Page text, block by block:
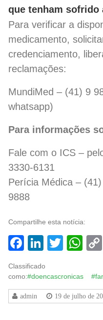
que tenham sofrido
Para verificar a
medicamento,
credenciamento,
reclamações:
MundiMed – (41) 9
whatsapp)
Para informações
Fale com o ICS –
3330-6131
Perícia Médica –
9888
Compartilhe esta notícia:
Facebook
LinkedIn
Twitter
Classificado
como:#doencascronicas
admin 19 de julho de